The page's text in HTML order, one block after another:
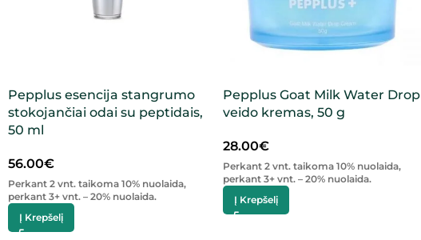
Pepplus esencija stangrumo
stokojančiai odai su peptidais,
50 ml
56.00€
Perkant 2 vnt. taikoma 10% nuolaida,
perkant 3+ vnt. – 20% nuolaida.
Į Krepšelį
Pepplus Goat Milk Water Drop
veido kremas, 50 g
28.00€
Perkant 2 vnt. taikoma 10% nuolaida,
perkant 3+ vnt. – 20% nuolaida.
Į Krepšelį